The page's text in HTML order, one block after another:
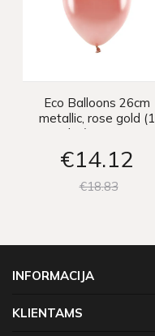
Eco Balloons 26cm
metallic, rose gold (1
pkt / 100 pc.)
€14 12
€1883
INFORMACIJA
KLIENTAMS